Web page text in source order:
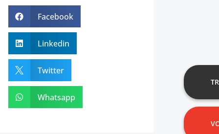
 Facebook
 Linkedin
 Twitter
 Whatsapp